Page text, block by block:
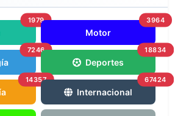
1979
Motor
3964
7246
Deportes
18834
14357
Internacional
67424